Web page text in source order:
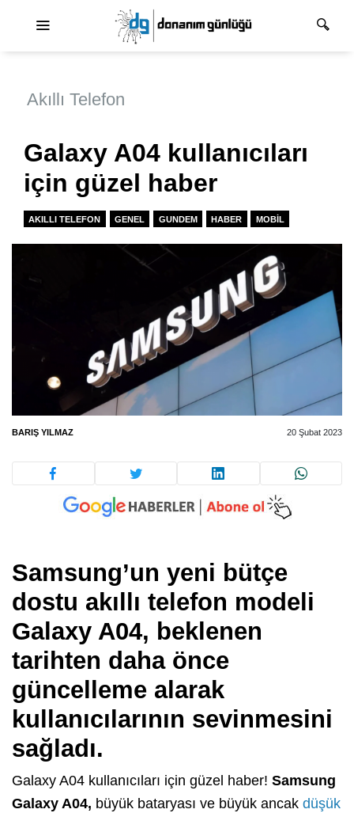
Akıllı Telefon
Galaxy A04 kullanıcıları
için güzel haber
AKILLI TELEFON GENEL GUNDEM HABER MOBIL
BARIŞ YILMAZ 20 Şubat 2023
Samsung’un yeni bütçe
dostu akıllı telefon modeli
Galaxy A04, beklenen
tarihten daha önce
güncelleme alarak
kullanıcılarının sevinmesini
sağladı.
Galaxy A04 kullanıcıları için güzel haber! Samsung
Galaxy A04, büyük bataryası ve büyük ancak düşük